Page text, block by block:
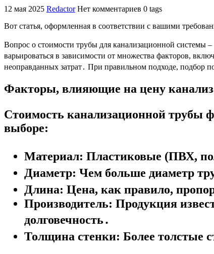
12 мая 2025 Redactor Нет комментариев 0 tags
Вот статья, оформленная в соответствии с вашими
Вопрос о стоимости трубы для канализационной системы
варьироваться в зависимости от множества факторов,
неоправданных затрат․ При правильном подходе, подбор
Факторы, влияющие на цену
Стоимость канализационной трубы
выборе:
Материал: Пластиковые (ПВХ,
Диаметр: Чем больше диаметр
Длина: Цена, как правило,
Производитель: Продукция
долговечность․
Толщина стенки: Более толстые